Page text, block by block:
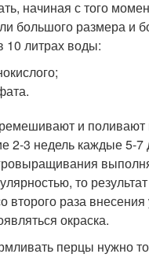
начиная с того
большого размера и
10 литрах воды:
и поливают
2-3 недель каждые 5-7
то
второго раза
окраска.
перцы нужно